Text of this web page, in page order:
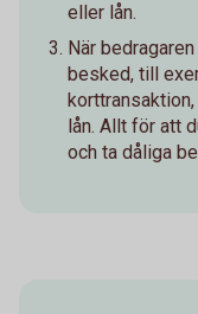
eller lån.
När
besked, till
lån. Allt för att
och ta dåliga